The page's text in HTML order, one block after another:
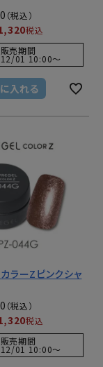
税込
販売期間
01 10:00〜
入れる
ラーZピンクシャ
税込
販売期間
01 10:00〜